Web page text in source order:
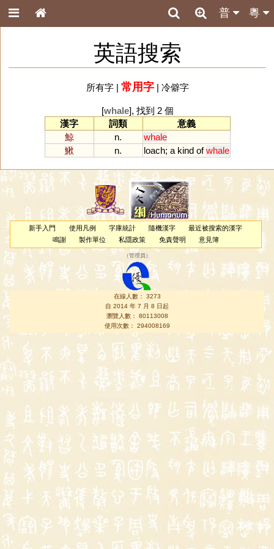
粵
普
英語搜索
所有字| 常用字| 冷僻字
[whale], 找到 2 個
漢字
詞類
意義
鯨
n.
whale
鰍
n. loach; a kind of whale
新手入門 使用凡例 字庫統計 隨機漢字
最近被搜索的漢字
鳴謝
製作單位 私隱政策 免責聲明 意見簿
（管理員 ）
在線人數： 3273
自 2014 年 7 月 8 日起
瀏覽人數： 80113008
使用次數： 294008169